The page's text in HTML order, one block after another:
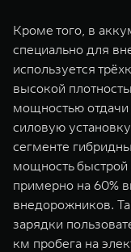
Кроме того, в
специально для
используется
высокой
мощностью отдачи
силовую
сегменте
мощность быстрой
примерно на 60%
внедорожников.
зарядки
км пробега на